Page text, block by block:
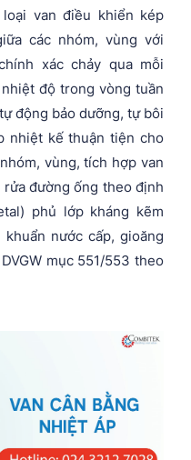
loại van điều khiển kép
các nhóm, vùng với
xác chảy qua mỗi
độ trong vòng tuần
động bảo dưỡng, tự bôi
nhiệt kế thuận tiện cho
vùng, tích hợp van
đường ống theo định
phủ lớp kháng kẽm
nước cấp, gioăng
mục 551/553 theo